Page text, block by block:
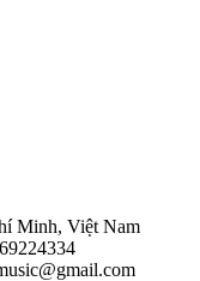
Minh, Việt Nam